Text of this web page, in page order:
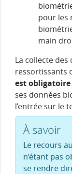
pour les
main
La collecte
ressortissants
est obligatoire
ses données
l’entrée sur le
À savoir
Le recours
n’étant pas
se rendre